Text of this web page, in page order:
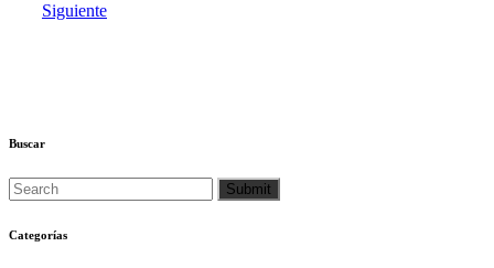
Siguiente
Buscar
Categorías